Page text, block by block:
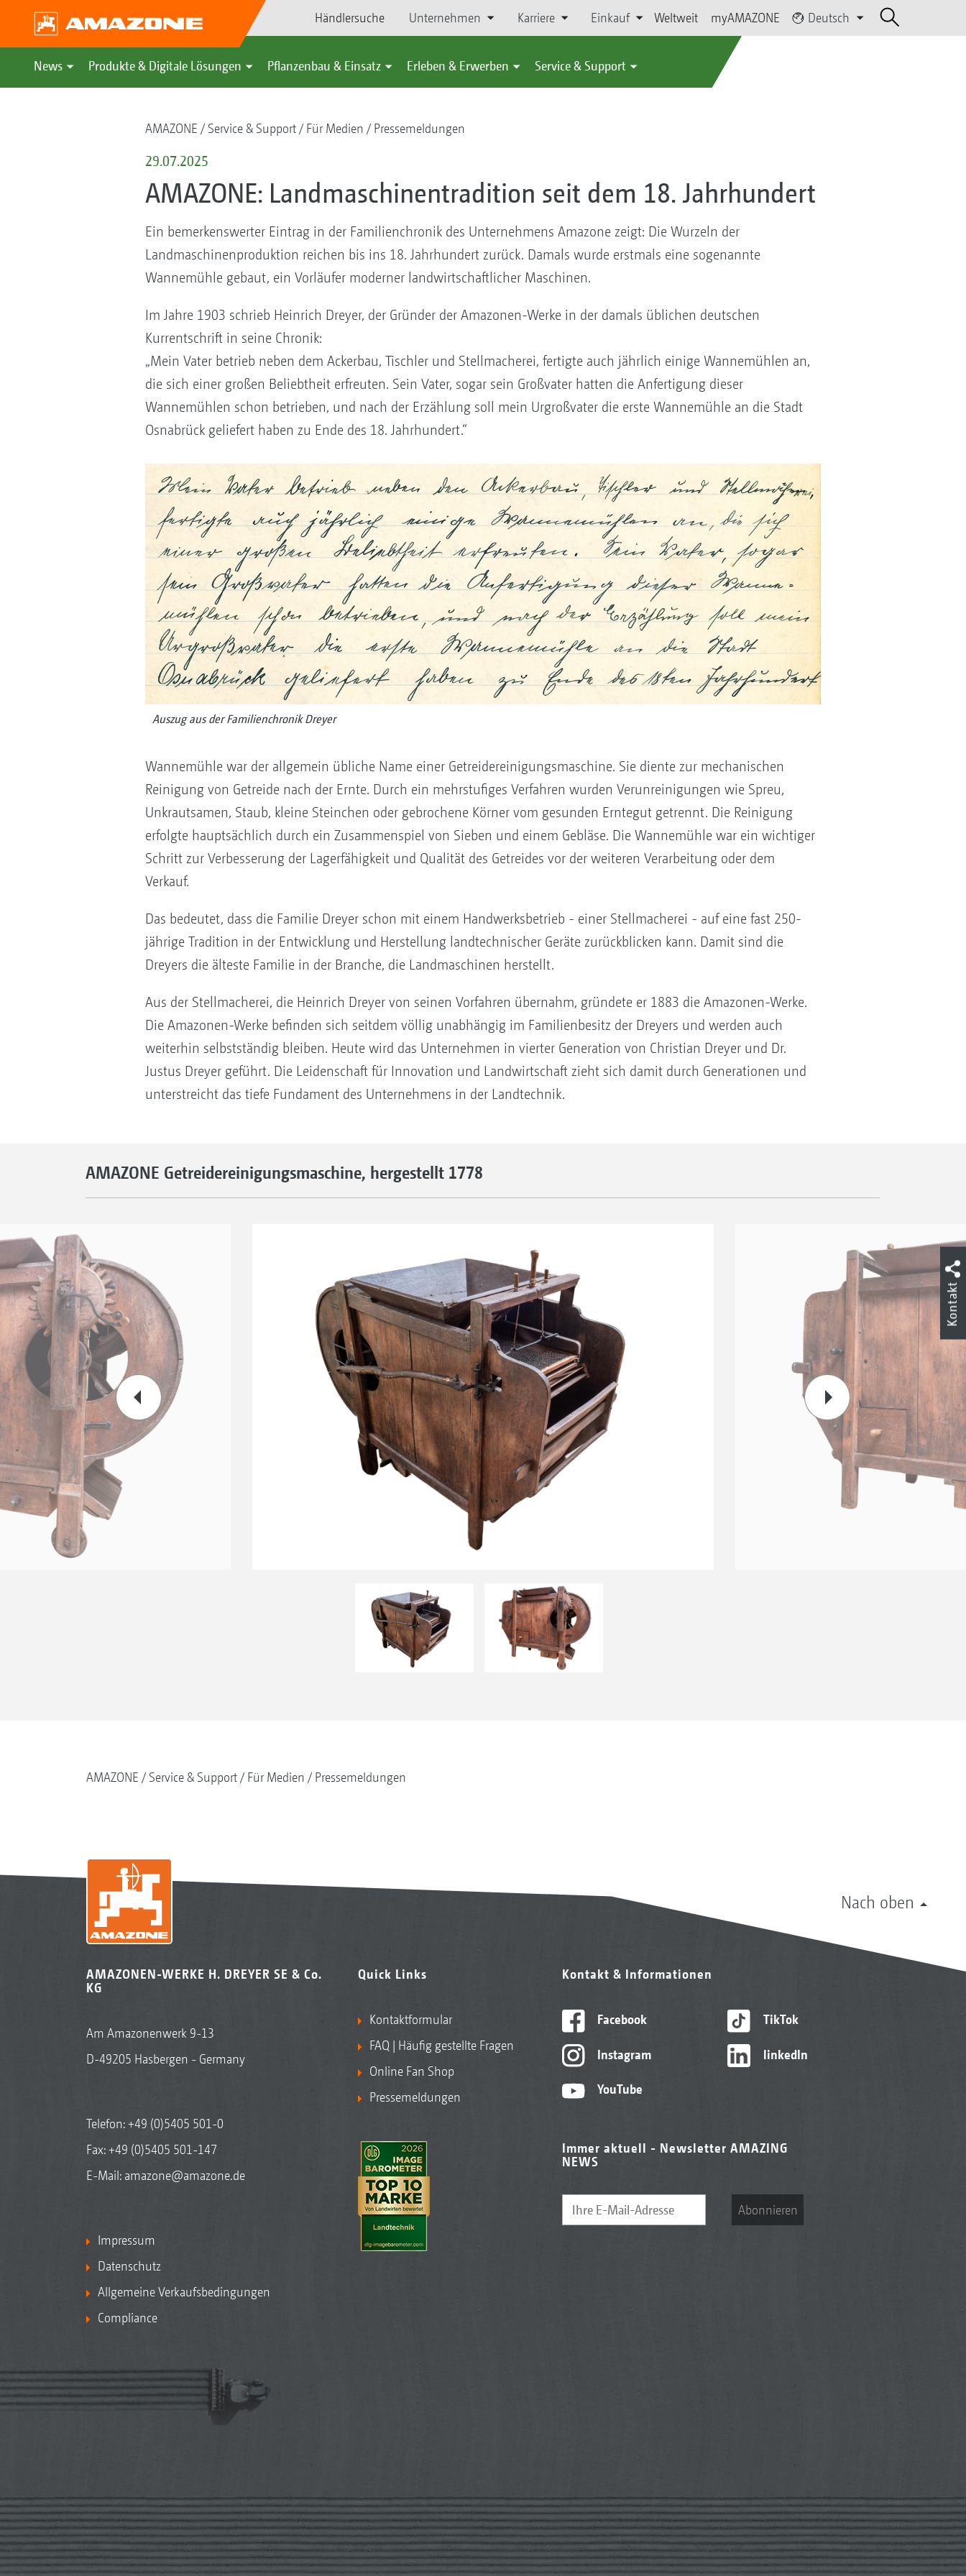
Händlersuche Unternehmen Karriere Einkauf Weltweit myAMAZONE Deutsch
News Produkte & Digitale Lösungen Pflanzenbau & Einsatz Erleben & Erwerben Service & Support
AMAZONE Service & Support Für Medien Pressemeldungen
29.07.2025
AMAZONE: Landmaschinentradition seit dem 18. Jahrhundert
Ein bemerkenswerter Eintrag in der Familienchronik des Unternehmens Amazone zeigt: Die Wurzeln der
Landmaschinenproduktion reichen bis ins 18. Jahrhundert zurück. Damals wurde erstmals eine sogenannte
Wannemühle gebaut, ein Vorläufer moderner landwirtschaftlicher Maschinen.
Im Jahre 1903 schrieb Heinrich Dreyer, der Gründer der Amazonen-Werke in der damals üblichen deutschen
Kurrentschrift in seine Chronik:
„Mein Vater betrieb neben dem Ackerbau, Tischler und Stellmacherei, fertigte auch jährlich einige Wannemühlen an,
die sich einer großen Beliebtheit erfreuten. Sein Vater, sogar sein Großvater hatten die Anfertigung dieser
Wannemühlen schon betrieben, und nach der Erzählung soll mein Urgroßvater die erste Wannemühle an die Stadt
Osnabrück geliefert haben zu Ende des 18. Jahrhundert.“
Auszug aus der Familienchronik Dreyer
Wannemühle war der allgemein übliche Name einer Getreidereinigungsmaschine. Sie diente zur mechanischen
Reinigung von Getreide nach der Ernte. Durch ein mehrstufiges Verfahren wurden Verunreinigungen wie Spreu,
Unkrautsamen, Staub, kleine Steinchen oder gebrochene Körner vom gesunden Erntegut getrennt. Die Reinigung
erfolgte hauptsächlich durch ein Zusammenspiel von Sieben und einem Gebläse. Die Wannemühle war ein wichtiger
Schritt zur Verbesserung der Lagerfähigkeit und Qualität des Getreides vor der weiteren Verarbeitung oder dem
Verkauf.
Das bedeutet, dass die Familie Dreyer schon mit einem Handwerksbetrieb - einer Stellmacherei - auf eine fast 250-
jährige Tradition in der Entwicklung und Herstellung landtechnischer Geräte zurückblicken kann. Damit sind die
Dreyers die älteste Familie in der Branche, die Landmaschinen herstellt.
Aus der Stellmacherei, die Heinrich Dreyer von seinen Vorfahren übernahm, gründete er 1883 die Amazonen-Werke.
Die Amazonen-Werke befinden sich seitdem völlig unabhängig im Familienbesitz der Dreyers und werden auch
weiterhin selbstständig bleiben. Heute wird das Unternehmen in vierter Generation von Christian Dreyer und Dr.
Justus Dreyer geführt. Die Leidenschaft für Innovation und Landwirtschaft zieht sich damit durch Generationen und
unterstreicht das tiefe Fundament des Unternehmens in der Landtechnik.
AMAZONE Getreidereinigungsmaschine, hergestellt 1778
AMAZONE Service & Support Für Medien Pressemeldungen
Nach oben
AMAZONEN-WERKE H. DREYER SE & Co.
KG
Am Amazonenwerk 9-13
D-49205 Hasbergen - Germany
Telefon:+49 (0)5405 501-0
Fax: +49 (0)5405 501-147
E-Mail: amazone@amazone.de
Impressum
Datenschutz
Allgemeine Verkaufsbedingungen
Compliance
Quick Links
Kontaktformular
FAQ | Häufig gestellte Fragen
Online Fan Shop
Pressemeldungen
Kontakt & Informationen
Facebook
Instagram
YouTube
TikTok
linkedIn
Immer aktuell - Newsletter AMAZING
NEWS
Abonnieren
Kontakt